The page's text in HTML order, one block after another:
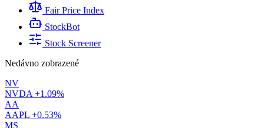
Fair Price Index
StockBot
Stock Screener
Nedávno zobrazené
NV
NVDA +1.09%
AA
AAPL +0.53%
MS